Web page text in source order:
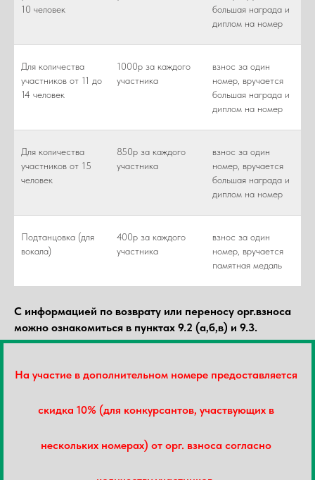
10 человек
большая награда и
диплом на номер
Для количества
участников от 11 до
14 человек
1000р за каждого
участника
взнос за один
номер, вручается
большая награда и
диплом на номер
Для количества
участников от 15
человек
850р за каждого
участника
взнос за один
номер, вручается
большая награда и
диплом на номер
Подтанцовка (для
вокала)
400р за каждого
участника
взнос за один
номер, вручается
памятная медаль
С информацией по возврату или переносу орг.взноса
можно ознакомиться в пунктах 9.2 (а,б,в) и 9.3.
На участие в дополнительном номере предоставляется
скидка 10% (для конкурсантов, участвующих в
нескольких номерах) от орг. взноса согласно